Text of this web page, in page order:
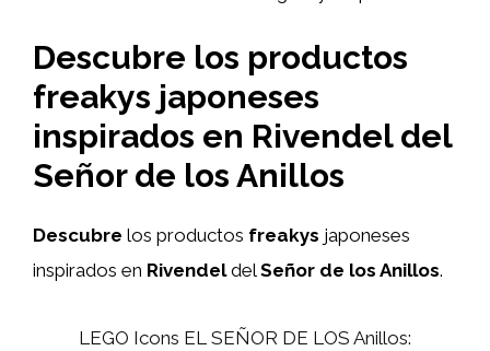
Descubre los productos
freakys japoneses
inspirados en Rivendel del
Señor de los Anillos
Descubre los productos freakys japoneses
inspirados en RivendeldelSeñor de los Anillos.
LEGO Icons EL SEÑOR DE LOS Anillos: